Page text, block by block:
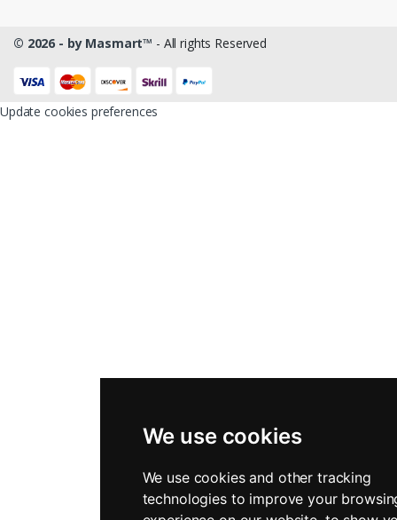
We use cookies
We use cookies and other tracking
technologies to improve your
© 2026 - by Masmart™ - All rights Reserved
Update cookies preferences